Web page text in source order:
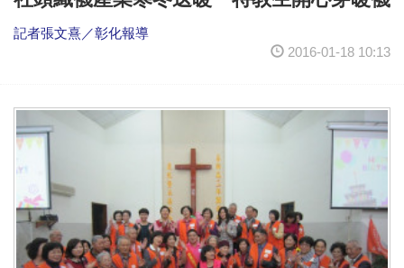
記者張文熹／彰化報導
2016-01-18 10:13